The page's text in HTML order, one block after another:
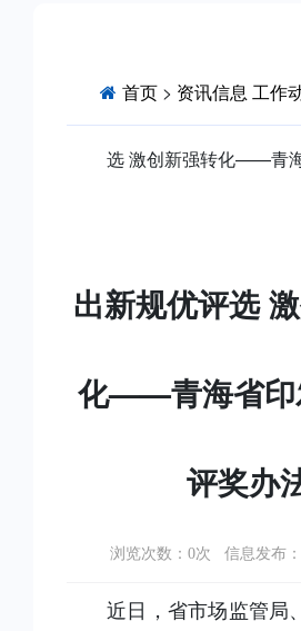
首页 > 资讯信息 工作
选 激创新强转化——青
出新规优评选
化——青海省印
评奖办
浏览次数： 0次 信息发布
近日，省市场监管局